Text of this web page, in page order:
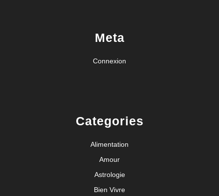
Meta
Connexion
Categories
Alimentation
Amour
Astrologie
Bien Vivre